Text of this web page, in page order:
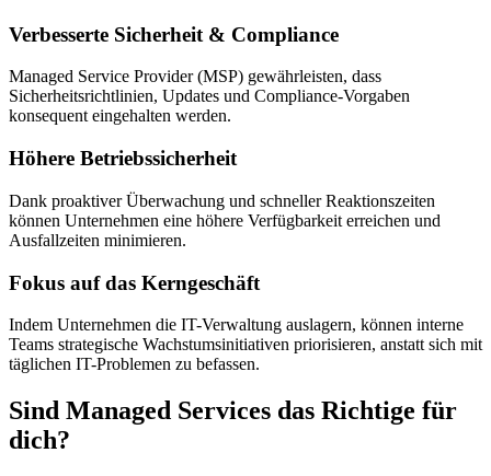
Verbesserte Sicherheit & Compliance
Managed Service Provider (MSP) gewährleisten, dass
Sicherheitsrichtlinien, Updates und Compliance-Vorgaben
konsequent eingehalten werden.
Höhere Betriebssicherheit
Dank proaktiver Überwachung und schneller Reaktionszeiten
können Unternehmen eine höhere Verfügbarkeit erreichen und
Ausfallzeiten minimieren.
Fokus auf das Kerngeschäft
Indem Unternehmen die IT-Verwaltung auslagern, können interne
Teams strategische Wachstumsinitiativen priorisieren, anstatt sich mit
täglichen IT-Problemen zu befassen.
Sind Managed Services das Richtige für
dich?